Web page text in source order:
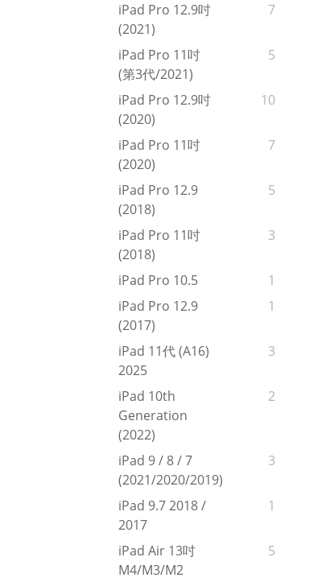
iPad Pro 12.9吋
(2021)
7
iPad Pro 11吋
(第3代/2021)
5
iPad Pro 12.9吋
(2020)
10
iPad Pro 11吋
(2020)
7
iPad Pro 12.9
(2018)
5
iPad Pro 11吋
(2018)
3
iPad Pro 10.5
1
iPad Pro 12.9
(2017)
1
iPad 11代 (A16)
2025
3
iPad 10th
Generation
(2022)
2
iPad 9 / 8 / 7
(2021/2020/2019)
3
iPad 9.7 2018 /
2017
1
iPad Air 13吋
M4/M3/M2
5